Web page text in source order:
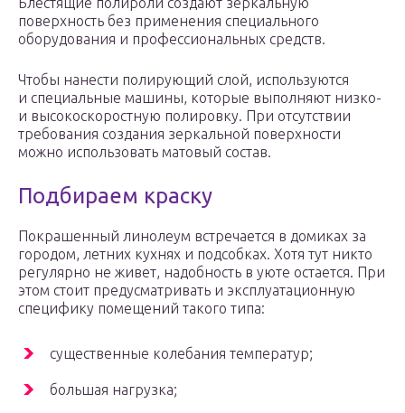
поверхность без применения специального
оборудования и профессиональных средств.
Чтобы нанести полирующий слой, используются
и специальные машины, которые выполняют низко-
и высокоскоростную полировку. При отсутствии
требования создания зеркальной поверхности
можно использовать матовый состав.
Подбираем краску
Покрашенный линолеум встречается в домиках за
городом, летних кухнях и подсобках. Хотя тут никто
регулярно не живет, надобность в уюте остается. При
этом стоит предусматривать и эксплуатационную
специфику помещений такого типа:
существенные колебания температур;
большая нагрузка;